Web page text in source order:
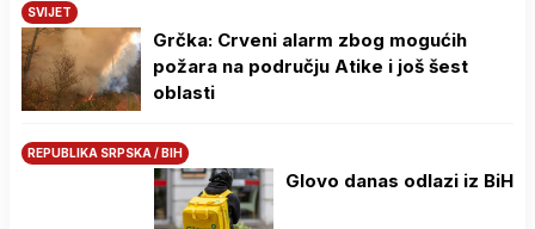
SVIJET
Grčka: Crveni alarm zbog mogućih
požara na području Atike i još šest
oblasti
REPUBLIKA SRPSKA / BIH
Glovo danas odlazi iz BiH